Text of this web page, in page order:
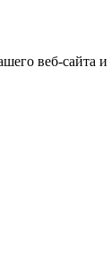
веб-сайта и